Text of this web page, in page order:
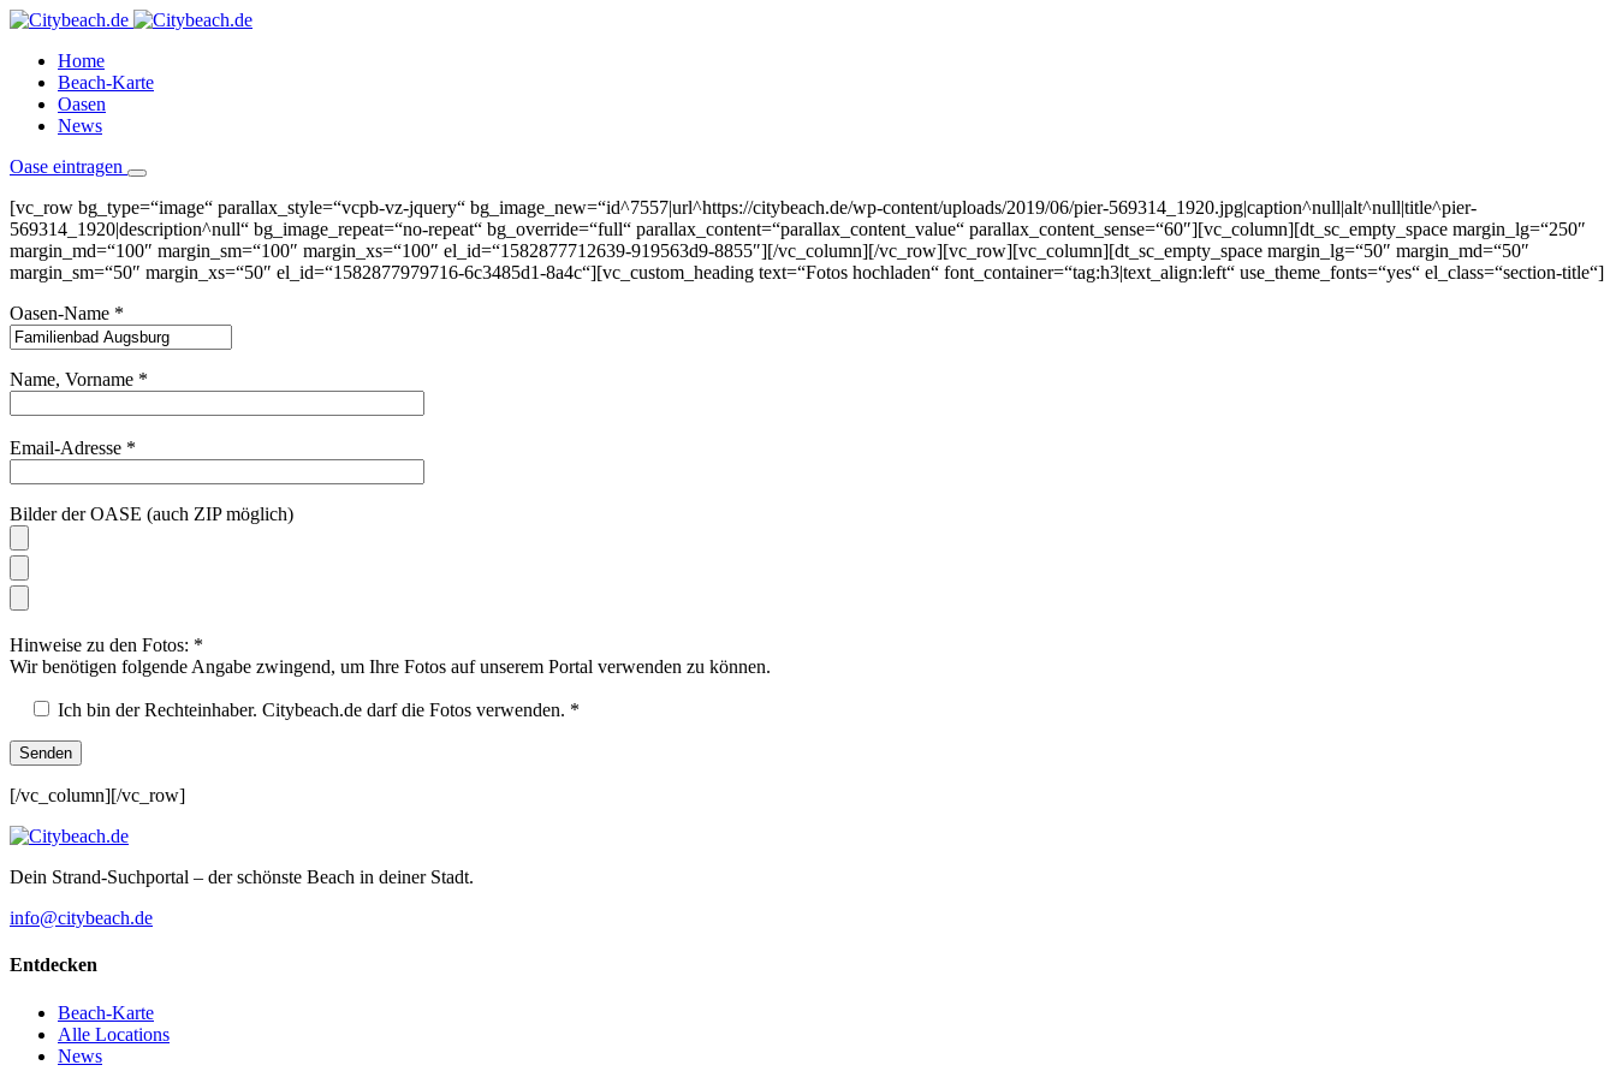
Home
Beach-Karte
Oasen
News
Oase eintragen
[vc_row bg_type=“image“ parallax_style=“vcpb-vz-jquery“ bg_image_new=“id^7557|url^https://citybeach.de/wp-content/uploads/2019/06/pier-569314_1920.jpg|caption^null|alt^null|title^pier-
569314_1920|description^null“ bg_image_repeat=“no-repeat“ bg_override=“full“ parallax_content=“parallax_content_value“ parallax_content_sense=“60″][vc_column][dt_sc_empty_space margin_lg=“250″
margin_md=“100″ margin_sm=“100″ margin_xs=“100″ el_id=“1582877712639-919563d9-8855″][/vc_column][/vc_row][vc_row][vc_column][dt_sc_empty_space margin_lg=“50″ margin_md=“50″
margin_sm=“50″ margin_xs=“50″ el_id=“1582877979716-6c3485d1-8a4c“][vc_custom_heading text=“Fotos hochladen“ font_container=“tag:h3|text_align:left“ use_theme_fonts=“yes“ el_class=“section-title“]
Oasen-Name *
Name, Vorname *
Email-Adresse *
Bilder der OASE (auch ZIP möglich)
Hinweise zu den Fotos: *
Wir benötigen folgende Angabe zwingend, um Ihre Fotos auf unserem Portal verwenden zu können.
Ich bin der Rechteinhaber. Citybeach.de darf die Fotos verwenden. *
[/vc_column][/vc_row]
Dein Strand-Suchportal – der schönste Beach in deiner Stadt.
info@citybeach.de
Entdecken
Beach-Karte
Alle Locations
News